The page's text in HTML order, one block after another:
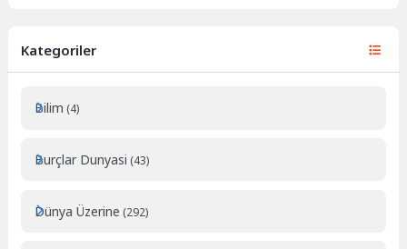
Kategoriler
Bilim (4)
Burçlar Dunyasi (43)
Dünya Üzerine (292)